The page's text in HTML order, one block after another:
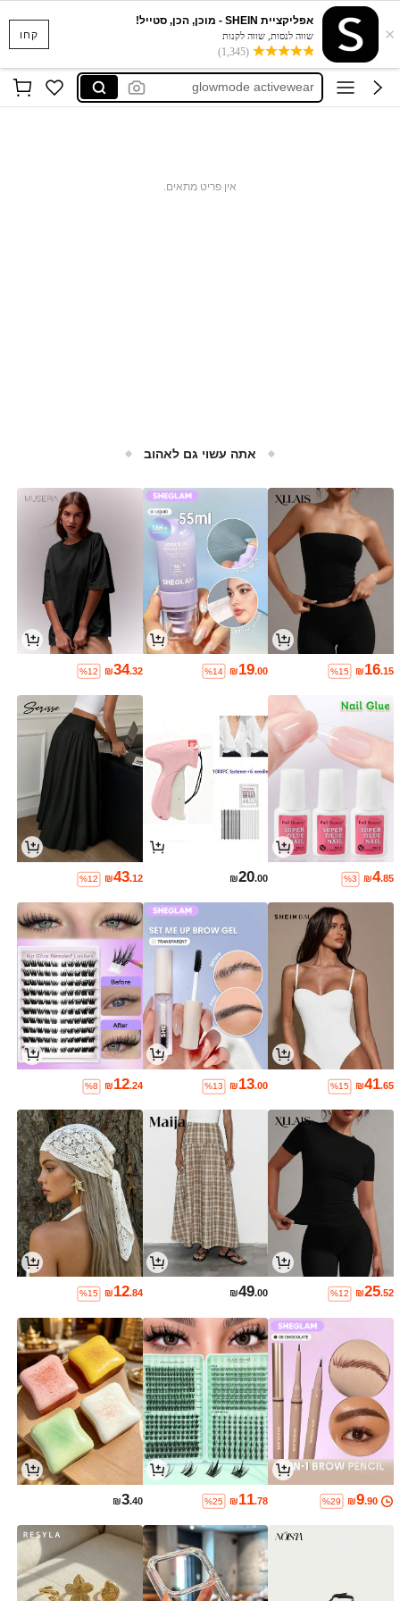
קחו ×
אפליקציית SHEIN - מוכן, הכן, סטייל!
שווה לנסות, שווה לקנות
(1,345)
glowmode טייץ
glow mode
glowmode activewear
אין פריט מתאים.
אתה עשוי גם לאהוב
₪16.15
%15
₪19.00
%14
₪34.32
%12
₪4.85
%3
₪20.00
₪43.12
%12
₪41.65
%15
₪13.00
%13
₪12.24
%8
₪25.52
%12
₪49.00
₪12.84
%15
₪9.90
%29
₪11.78
%25
₪3.40